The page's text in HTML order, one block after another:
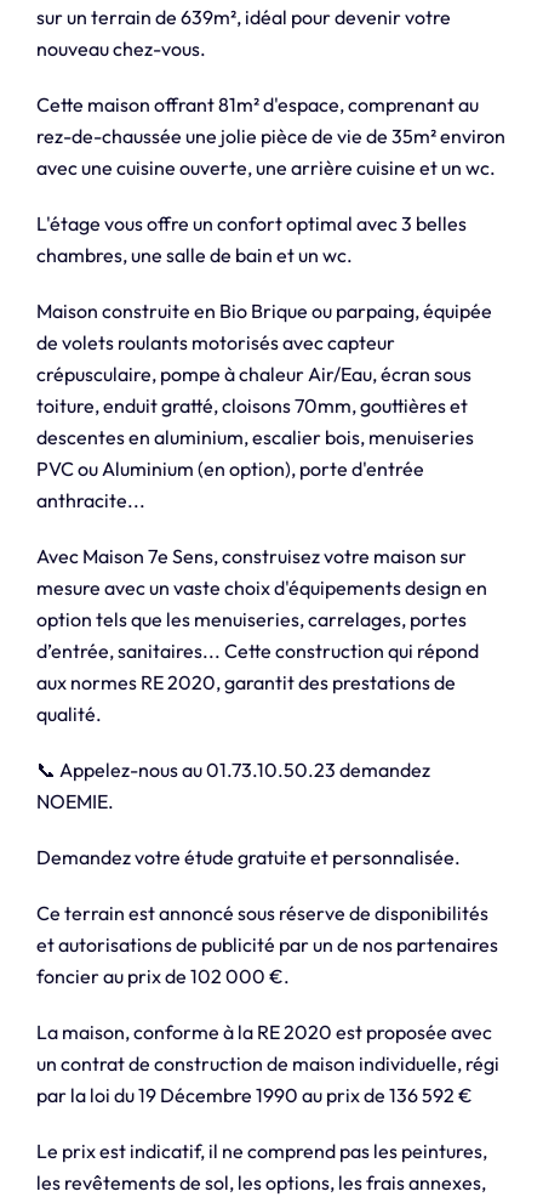
sur un terrain de 639m², idéal pour devenir votre
nouveau chez-vous.
Cette maison offrant 81m² d'espace, comprenant au
rez-de-chaussée une jolie pièce de vie de 35m² environ
avec une cuisine ouverte, une arrière cuisine et un wc.
L'étage vous offre un confort optimal avec 3 belles
chambres, une salle de bain et un wc.
Maison construite en Bio Brique ou parpaing, équipée
de volets roulants motorisés avec capteur
crépusculaire, pompe à chaleur Air/Eau, écran sous
toiture, enduit gratté, cloisons 70mm, gouttières et
descentes en aluminium, escalier bois, menuiseries
PVC ou Aluminium (en option), porte d'entrée
anthracite...
Avec Maison 7e Sens, construisez votre maison sur
mesure avec un vaste choix d'équipements design en
option tels que les menuiseries, carrelages, portes
d’entrée, sanitaires... Cette construction qui répond
aux normes RE 2020, garantit des prestations de
qualité.
📞 Appelez-nous au 01.73.10.50.23 demandez
NOEMIE.
Demandez votre étude gratuite et personnalisée.
Ce terrain est annoncé sous réserve de disponibilités
et autorisations de publicité par un de nos partenaires
foncier au prix de 102 000 €.
La maison, conforme à la RE 2020 est proposée avec
un contrat de construction de maison individuelle, régi
par la loi du 19 Décembre 1990 au prix de 136 592 €
Le prix est indicatif, il ne comprend pas les peintures,
les revêtements de sol, les options, les frais annexes,